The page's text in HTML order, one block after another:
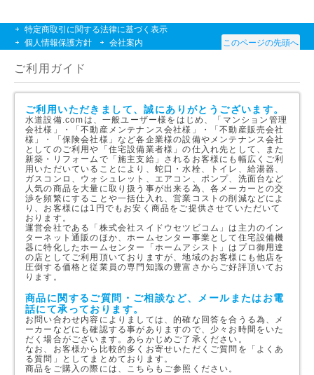
特定商取引に関する法律に基づく表示
個人情報保護方針
会社案内 このページの先頭へ
ご利用ガイド
ご利用いただきまして、誠にありがとうございます。
水道設備.comは、一般ユーザー様をはじめ、「マンション管理
会社様」・「不動産メンテナンス会社様」・「不動産販売会社
様」・「保険会社様」など各企業様の設備やメンテナンス会社
としてのご利用や「住宅設備業者様」の仕入れ先として、また
新築・リフォームで「施主支給」されるお客様にも幅広くご利
用いただいていることにより、蛇口・水栓、トイレ、給湯器、
ガスコンロ、ウォシュレット、エアコン、ポンプ、洗面台など
人気の商品を大量に取り扱う事が出来る為、各メーカーとの交
渉を頻繁にすることや一括仕入れ、営業コストの削減などによ
り、お客様には1円でもお安く商品をご提供させていただいて
おります。
運営会社である「株式会社スイドウセツビコム」は主力のイン
ターネット通販のほか、ホームセンター事業として住宅設備機
器に特化したホームセンター「ホームアシスト」はプロ御用達
の店としてご利用頂いておりますが、地域のお客様にも他店を
圧倒する価格と従業員の専門知識の豊富さからご好評頂いてお
ります。
商品に関するご質問・ご相談など、メールまたはお電
話にて承っております。
お問い合わせ内容によりましては、的確な回答を合うる為、メ
ーカーなどにも確認する事がありますので、少々お時間をいた
だく場合がございます。あらかじめご了承ください。
なお、お客様から比較的多くお寄せいただくご質問を「よくあ
る質問」としてまとめております。
商品をご購入の際には、こちらもご参照ください。